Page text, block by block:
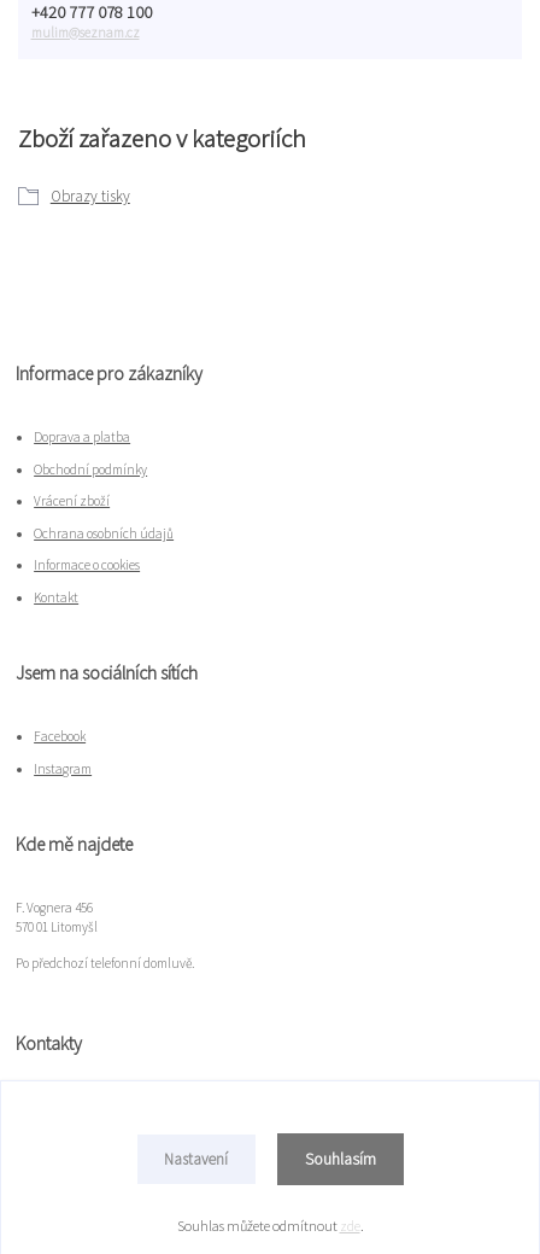
Zboží zařazeno v kategoriích
Obrazy tisky
+420 777 078 100
mulim@seznam.cz
Informace pro zákazníky
Doprava a platba
Obchodní podmínky
Vrácení zboží
Ochrana osobních údajů
Informace o cookies
Kontakt
Jsem na sociálních sítích
Facebook
Instagram
Kde mě najdete
F. Vognera 456
570 01 Litomyšl
Po předchozí telefonní domluvě.
Kontakty
Nastavení Souhlasím
Souhlas můžete odmítnout zde.